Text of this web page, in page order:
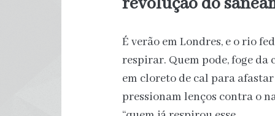
É verão em Londres, e o rio
respirar. Quem pode, foge da
em cloreto de cal para
pressionam lenços contra o